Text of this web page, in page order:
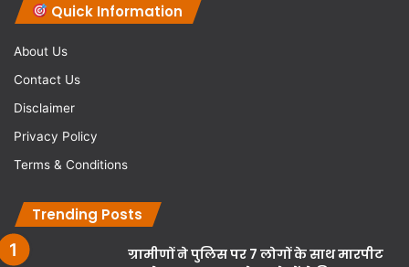
Quick Information
About Us
Contact Us
Disclaimer
Privacy Policy
Terms & Conditions
Trending Posts
ग्रामीणों ने पुलिस पर 7 लोगों के साथ मारपीट